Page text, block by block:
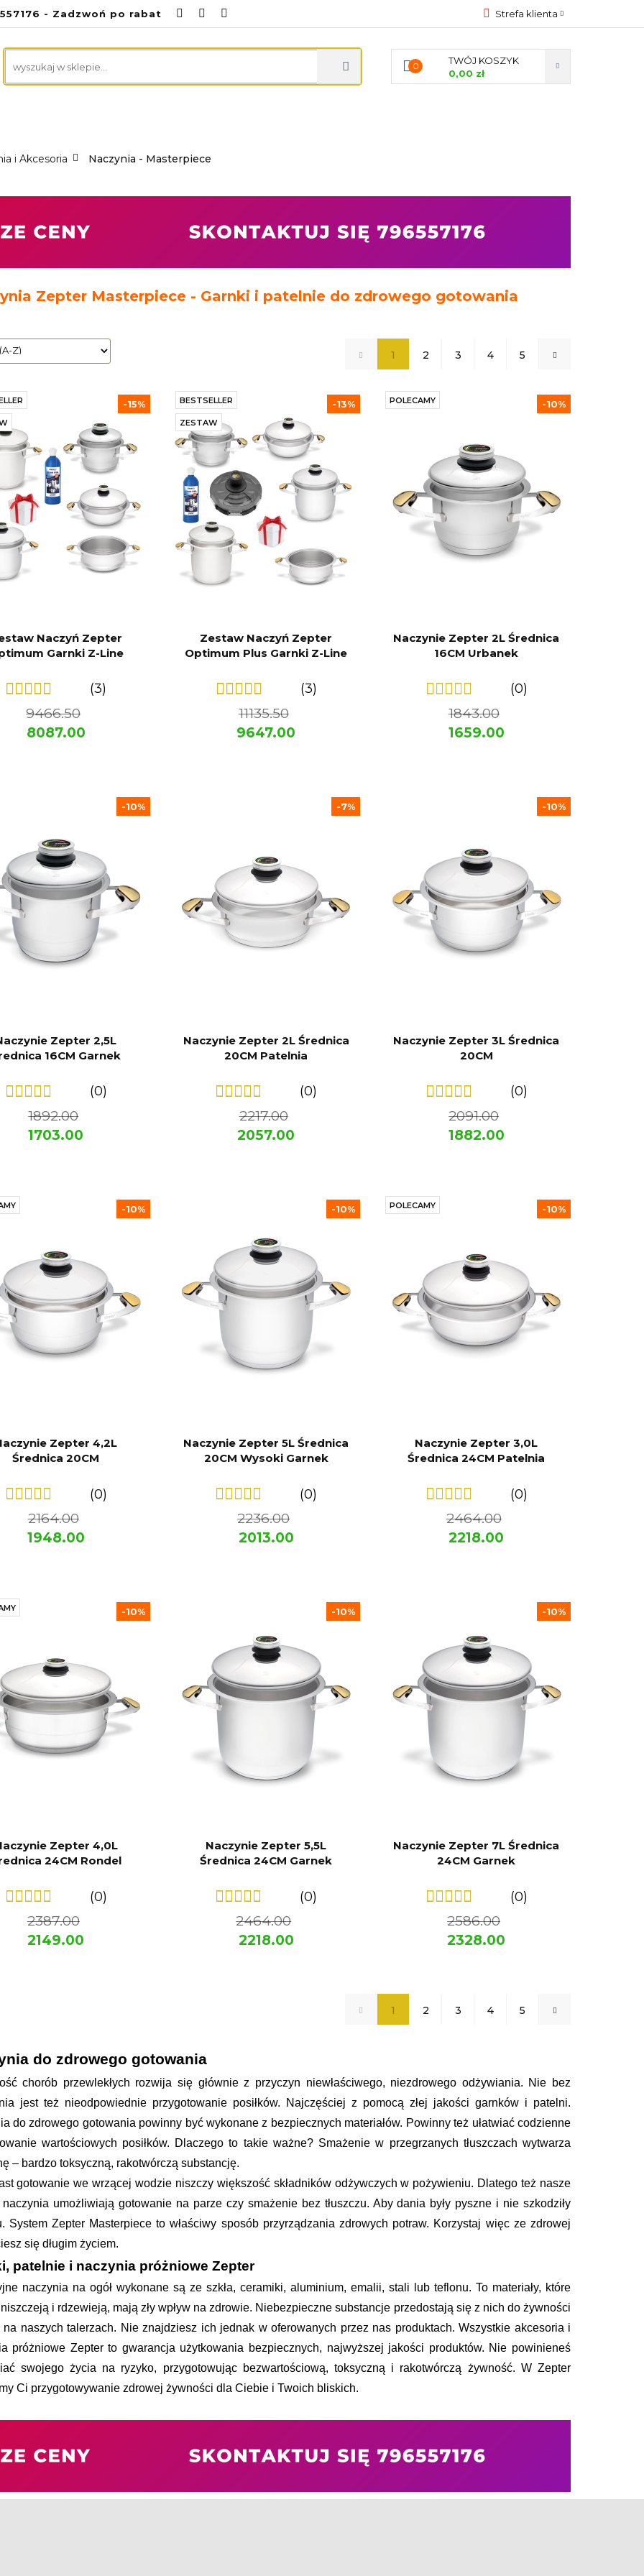
- Zadzwoń po rabat Strefa klienta
Zaloguj się
Zarejestruj się
0
TWÓJ KOSZYK
0,00 zł
ZDROWA KUCHNIA CZYSTY DOM
i Akcesoria Naczynia - Masterpiece
Zepter Masterpiece - Garnki i patelnie do zdrowego gotowania
1 2 3 4 5
Naczyń Zepter
Garnki Z-Line
(3)
9466.50
-15%
8087.00
BESTSELLER
ZESTAW
Zestaw Naczyń Zepter
Optimum Plus Garnki Z-Line
(3)
11135.50
-13%
9647.00
POLECAMY
Naczynie Zepter 2L Średnica
16CM Urbanek
(0)
1843.00
-10%
1659.00
Zepter 2,5L
16CM Garnek
(0)
1892.00
-10%
1703.00
Naczynie Zepter 2L Średnica
20CM Patelnia
(0)
2217.00
-7%
2057.00
Naczynie Zepter 3L Średnica
20CM
(0)
2091.00
-10%
1882.00
Zepter 4,2L
Średnica 20CM
(0)
2164.00
-10%
1948.00
Naczynie Zepter 5L Średnica
20CM Wysoki Garnek
(0)
2236.00
-10%
2013.00
POLECAMY
Naczynie Zepter 3,0L
Średnica 24CM Patelnia
(0)
2464.00
-10%
2218.00
Zepter 4,0L
24CM Rondel
(0)
2387.00
-10%
2149.00
Naczynie Zepter 5,5L
Średnica 24CM Garnek
(0)
2464.00
-10%
2218.00
Naczynie Zepter 7L Średnica
24CM Garnek
(0)
2586.00
-10%
2328.00
1 2 3 4 5
do zdrowego gotowania
chorób przewlekłych rozwija się głównie z przyczyn niewłaściwego, niezdrowego odżywiania. Nie bez
jest też nieodpowiednie przygotowanie posiłków. Najczęściej z pomocą złej jakości garnków i patelni.
do zdrowego gotowania powinny być wykonane z bezpiecznych materiałów. Powinny też ułatwiać codzienne
wartościowych posiłków. Dlaczego to takie ważne? Smażenie w przegrzanych tłuszczach wytwarza
– bardzo toksyczną, rakotwórczą substancję.
gotowanie we wrzącej wodzie niszczy większość składników odżywczych w pożywieniu. Dlatego też nasze
umożliwiają gotowanie na parze czy smażenie bez tłuszczu. Aby dania były pyszne i nie szkodziły
System Zepter Masterpiece to właściwy sposób przyrządzania zdrowych potraw. Korzystaj więc ze zdrowej
się długim życiem.
patelnie i naczynia próżniowe Zepter
naczynia na ogół wykonane są ze szkła, ceramiki, aluminium, emalii, stali lub teflonu. To materiały, które
i rdzewieją, mają zły wpływ na zdrowie. Niebezpieczne substancje przedostają się z nich do żywności
naszych talerzach. Nie znajdziesz ich jednak w oferowanych przez nas produktach. Wszystkie akcesoria i
próżniowe Zepter to gwarancja użytkowania bezpiecznych, najwyższej jakości produktów. Nie powinieneś
swojego życia na ryzyko, przygotowując bezwartościową, toksyczną i rakotwórczą żywność. W Zepter
Ci przygotowywanie zdrowej żywności dla Ciebie i Twoich bliskich.